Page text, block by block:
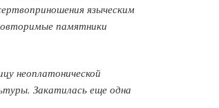
языческим
памятники
неоплатонической
Закатилась еще одна